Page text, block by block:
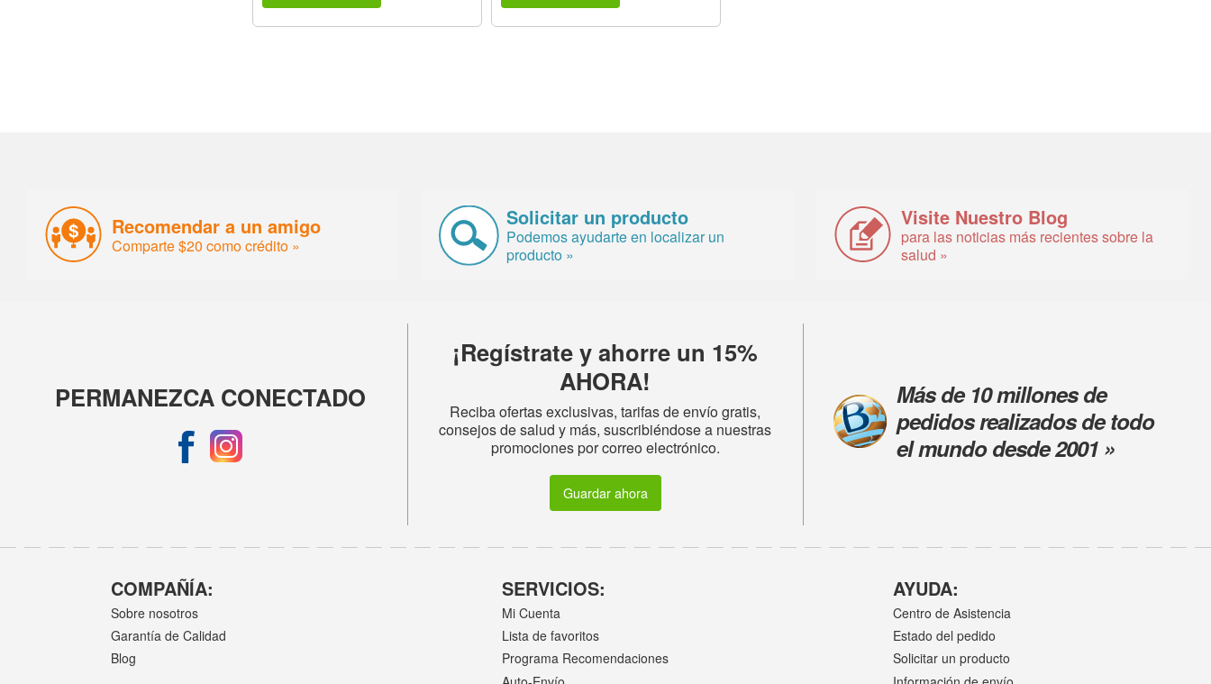
Recomendar a un amigo
Comparte $20 como crédito »
Solicitar un producto
Podemos ayudarte en localizar un
producto »
Visite Nuestro Blog
para las noticias más recientes sobre la
salud »
PERMANEZCA CONECTADO
¡Regístrate y ahorre un 15%
AHORA!
Reciba ofertas exclusivas, tarifas de envío gratis,
consejos de salud y más, suscribiéndose a nuestras
promociones por correo electrónico.
Guardar ahora
Más de 10 millones de
pedidos realizados de todo
el mundo desde 2001 »
COMPAÑÍA:
Sobre nosotros
Garantía de Calidad
Blog
SERVICIOS:
Mi Cuenta
Lista de favoritos
Programa Recomendaciones
AYUDA:
Centro de Asistencia
Estado del pedido
Solicitar un producto